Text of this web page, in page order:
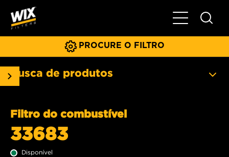
Menu
PROCURE O FILTRO
Busca de produtos
Filtro do combustível
33683
Disponível